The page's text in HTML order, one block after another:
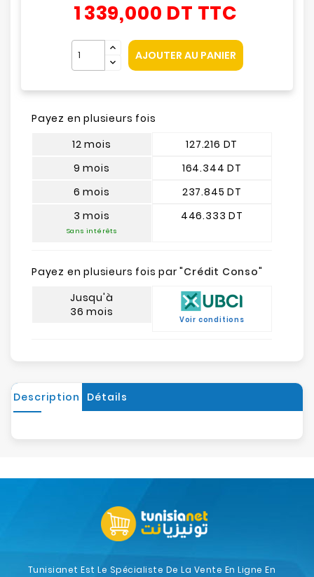
1 339,000 DT TTC
AJOUTER AU PANIER
Payez en plusieurs fois
12 mois
9 mois
6 mois
3 mois
Sans intérêts
127.216 DT
164.344 DT
237.845 DT
446.333 DT
Payez en plusieurs fois par "Crédit Conso"
Jusqu'à
36 mois
Voir conditions
Description Détails
Tunisianet Est Le Spécialiste De La Vente En Ligne En